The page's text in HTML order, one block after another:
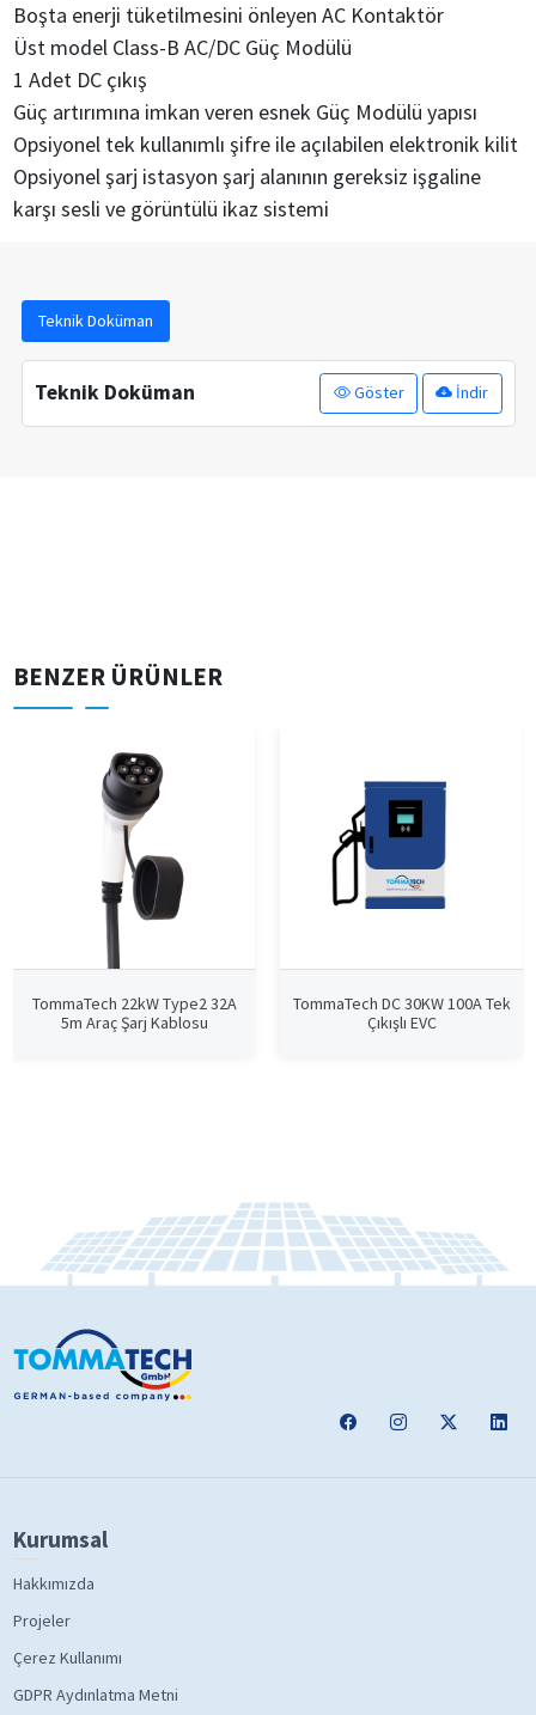
Boşta enerji tüketilmesini önleyen AC Kontaktör
Üst model Class-B AC/DC Güç Modülü
1 Adet DC çıkış
Güç artırımına imkan veren esnek Güç Modülü yapısı
Opsiyonel tek kullanımlı şifre ile açılabilen elektronik kilit
Opsiyonel şarj istasyon şarj alanının gereksiz işgaline
karşı sesli ve görüntülü ikaz sistemi
Teknik Doküman
Teknik Doküman Göster İndir
BENZER ÜRÜNLER
TommaTech 22kW Type2 32A
5m Araç Şarj Kablosu
TommaTech DC 30KW 100A Tek
Çıkışlı EVC
Kurumsal
Hakkımızda
Projeler
Çerez Kullanımı
GDPR Aydınlatma Metni